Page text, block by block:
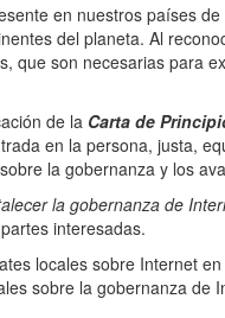
en nuestros países
del planeta. Al
que son necesarias para
de la Carta de
en la persona, justa,
la gobernanza y los
la gobernanza de
interesadas.
locales sobre Internet
sobre la gobernanza de